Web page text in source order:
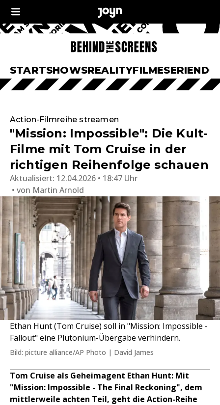
STARTSHOWSREALITYFILMESERIEN
Action-Filmreihe streamen
"Mission: Impossible": Die Kult-
Filme mit Tom Cruise in der
richtigen Reihenfolge schauen
Aktualisiert: 12.04.2026 • 18:47 Uhr
von Martin Arnold
Ethan Hunt (Tom Cruise) soll in "Mission: Impossible -
Fallout" eine Plutonium-Übergabe verhindern.
Bild: picture alliance/AP Photo | David James
Tom Cruise als Geheimagent Ethan Hunt: Mit
"Mission: Impossible - The Final Reckoning", dem
mittlerweile achten Teil, geht die Action-Reihe